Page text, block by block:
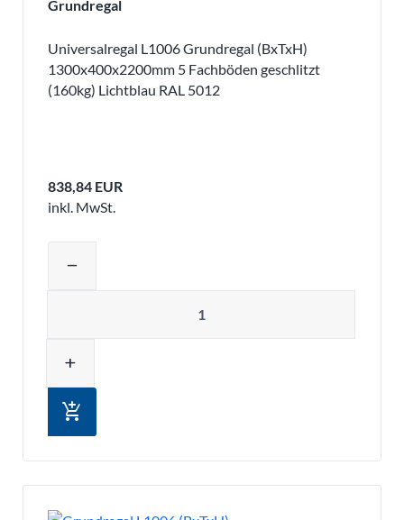
Grundregal
Universalregal L1006 Grundregal (BxTxH)
1300x400x2200mm 5 Fachböden geschlitzt
(160kg) Lichtblau RAL 5012
838,84 EUR
inkl. MwSt.
remove
add
add_shopping_cart